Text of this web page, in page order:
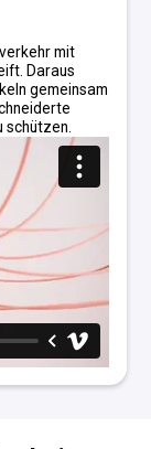
mit
Daraus
gemeinsam
schützen.